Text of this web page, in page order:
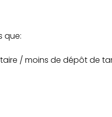
que:
/ moins de dépôt de